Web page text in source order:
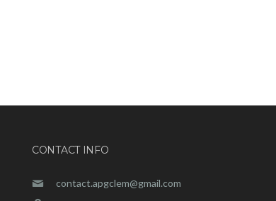
CONTACT INFO
contact.apgclem@gmail.com